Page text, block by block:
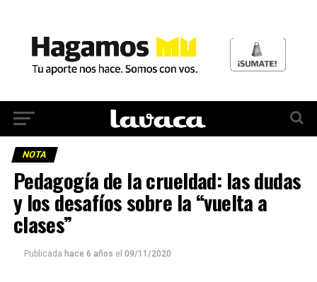
NOTA
Pedagogía de la crueldad: las dudas
y los desafíos sobre la “vuelta a
clases”
Publicada hace 6 años el 09/11/2020